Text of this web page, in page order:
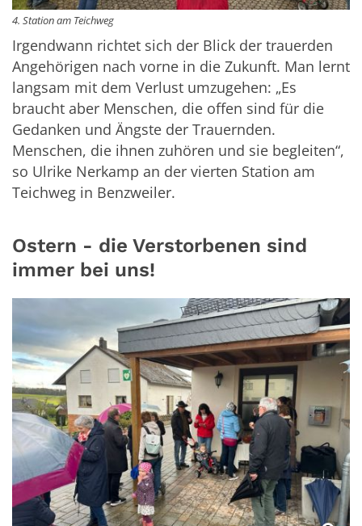
4. Station am Teichweg
Irgendwann richtet sich der Blick der trauerden
Angehörigen nach vorne in die Zukunft. Man lernt
langsam mit dem Verlust umzugehen: „Es
braucht aber Menschen, die offen sind für die
Gedanken und Ängste der Trauernden.
Menschen, die ihnen zuhören und sie begleiten“,
so Ulrike Nerkamp an der vierten Station am
Teichweg in Benzweiler.
Ostern - die Verstorbenen sind
immer bei uns!